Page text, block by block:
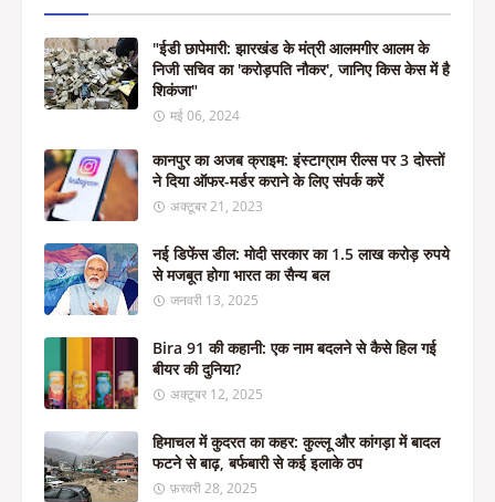
"ईडी छापेमारी: झारखंड के मंत्री आलमगीर आलम के
निजी सचिव का 'करोड़पति नौकर', जानिए किस केस में है
शिकंजा"
मई 06, 2024
कानपुर का अजब क्राइम: इंस्टाग्राम रील्स पर 3 दोस्तों
ने दिया ऑफर-मर्डर कराने के लिए संपर्क करें
अक्टूबर 21, 2023
नई डिफेंस डील: मोदी सरकार का 1.5 लाख करोड़ रुपये
से मजबूत होगा भारत का सैन्य बल
जनवरी 13, 2025
Bira 91 की कहानी: एक नाम बदलने से कैसे हिल गई
बीयर की दुनिया?
अक्टूबर 12, 2025
हिमाचल में कुदरत का कहर: कुल्लू और कांगड़ा में बादल
फटने से बाढ़, बर्फबारी से कई इलाके ठप
फ़रवरी 28, 2025